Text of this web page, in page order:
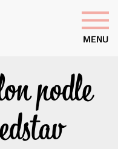
MENU
podle